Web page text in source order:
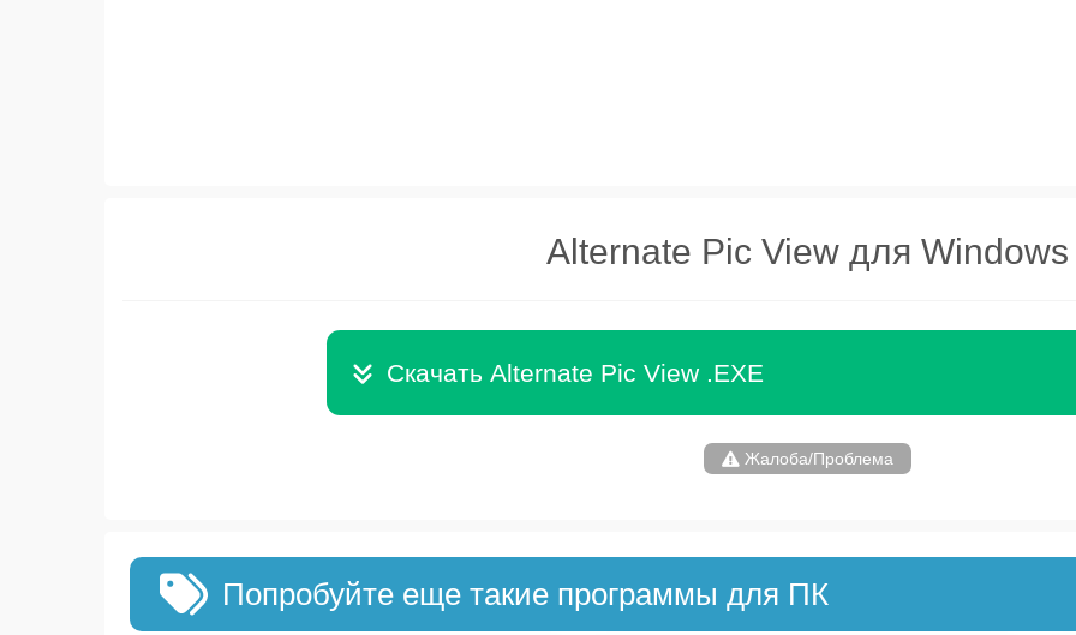
Alternate Pic View для Windows
Скачать Alternate Pic View .EXE
Жалоба/Проблема
Попробуйте еще такие программы для ПК